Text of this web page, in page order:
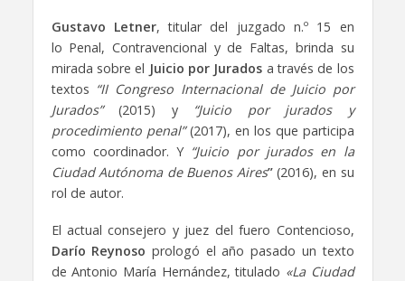
Gustavo Letner, titular del juzgado n.º 15 en
lo Penal, Contravencional y de Faltas, brinda su
mirada sobre el Juicio por Jurados a través de los
textos “II Congreso Internacional de Juicio por
Jurados” (2015) y
“Juicio por jurados y
procedimiento penal”(2017), en los que participa
como coordinador. Y “Juicio por jurados en la
Ciudad Autónoma de Buenos Aires”(2016), en su
rol de autor.
El actual consejero y juez del fuero Contencioso,
Darío Reynoso prologó el año pasado un texto
de Antonio María Hernández, titulado «La Ciudad